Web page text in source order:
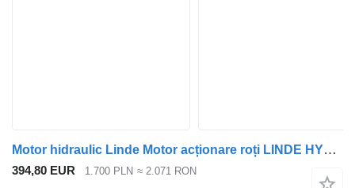
Motor hidraulic Linde Motor acționare roți LINDE HYDROMOTER pentru măturator/cărucior HMF50.2 26 pentru maşina de măturat stradă
394,80 EUR 1.700 PLN ≈ 2.071 RON